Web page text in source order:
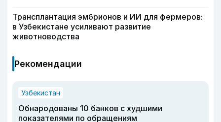
Трансплантация эмбрионов и ИИ для фермеров:
в Узбекистане усиливают развитие
животноводства
Рекомендации
Узбекистан
Обнародованы 10 банков с худшими
показателями по обращениям